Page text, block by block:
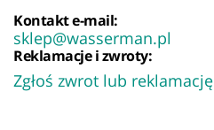
Kontakt e-mail:
sklep@wasserman.pl
Reklamacje i zwroty:
Zgłoś zwrot lub reklamację